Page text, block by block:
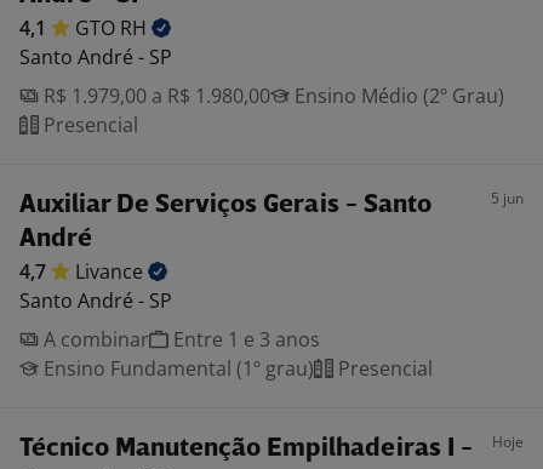
4,1 GTO RH
Santo André - SP
R$ 1.979,00 a R$ 1.980,00
Ensino Médio (2º Grau)
Presencial
Auxiliar De Serviços Gerais - Santo
André
5 jun
4,7
Livance
Santo André - SP
A combinar
Entre 1 e 3 anos
Ensino Fundamental (1º grau)
Presencial
Técnico Manutenção Empilhadeiras I -
Hoje